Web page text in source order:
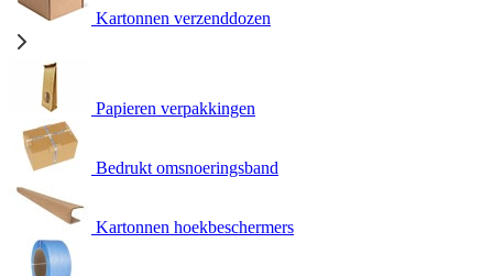
Kartonnen verzenddozen
Papieren verpakkingen
Bedrukt omsnoeringsband
Kartonnen hoekbeschermers